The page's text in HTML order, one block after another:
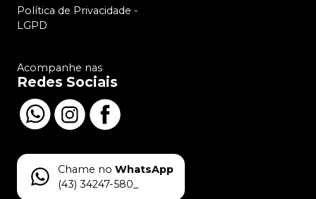
Política de Privacidade -
LGPD
Acompanhe nas
Redes Sociais
Chame no WhatsApp
(43) 34247-580_